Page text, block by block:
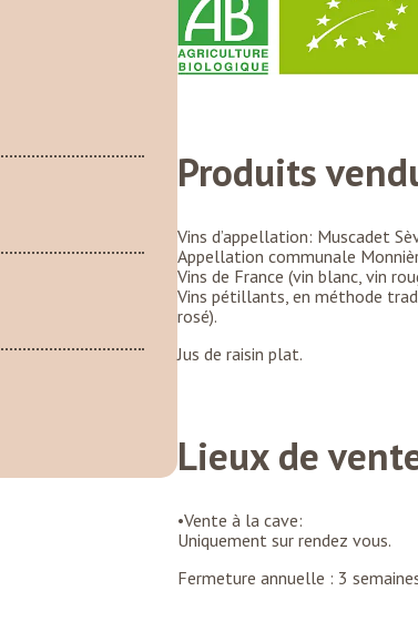
Produits
Vins d’appellation: Muscadet
Appellation communale
Vins de France (vin blanc, vin
Vins pétillants, en méthode
rosé).
Jus de raisin plat.
Lieux de
•Vente à la cave:
Uniquement sur rendez vous.
Fermeture annuelle : 3